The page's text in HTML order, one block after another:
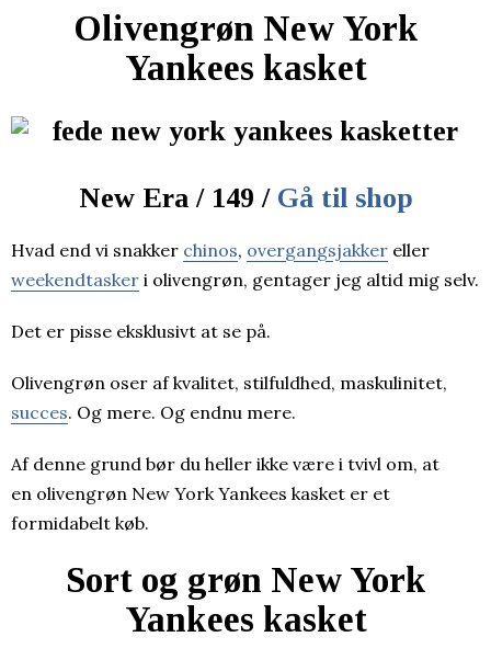
Olivengrøn New York
Yankees kasket
New Era / 149 / Gå til shop
Hvad end vi snakker chinos, overgangsjakker eller
weekendtasker i olivengrøn, gentager jeg altid mig selv.
Det er pisse eksklusivt at se på.
Olivengrøn oser af kvalitet, stilfuldhed, maskulinitet,
succes. Og mere. Og endnu mere.
Af denne grund bør du heller ikke være i tvivl om, at
en olivengrøn New York Yankees kasket er et
formidabelt køb.
Sort og grøn New York
Yankees kasket